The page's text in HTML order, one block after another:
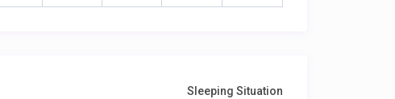
Sleeping Situation